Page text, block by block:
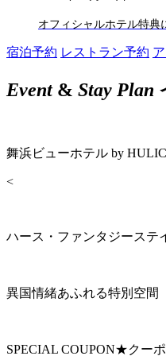
オフィシャルホテル特典
宿泊予約 レストラン予約
Event& Stay Plan
舞浜ビューホテル by
<
ハース・ファンタジーステ
異国情緒あふれる特別空間
SPECIAL COUPON★クー